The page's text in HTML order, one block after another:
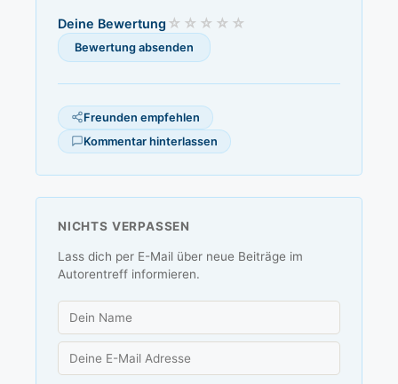
Deine Bewertung
Freunden empfehlen
Kommentar hinterlassen
NICHTS VERPASSEN
Lass dich per E-Mail über neue Beiträge im
Autorentreff informieren.